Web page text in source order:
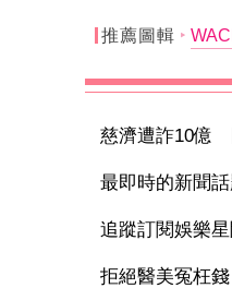
推薦圖輯
慈濟遭詐10億
最即時的新聞
追蹤訂閱娛樂
拒絕醫美冤枉